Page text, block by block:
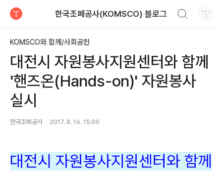
한국조폐공사(KOMSCO) 블로그
KOMSCO와 함께/사회공헌
대전시 자원봉사지원센터와 함께
'핸즈온(Hands-on)' 자원봉사
실시
한국조폐공사 2017. 8. 16. 15:00
대전시 자원봉사지원센터와 함께